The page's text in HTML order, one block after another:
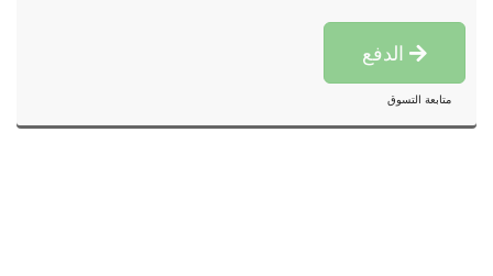
متابعة التسوق